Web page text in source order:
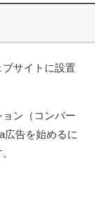
サイトに設置
ン（コンバー
広告を始めるに